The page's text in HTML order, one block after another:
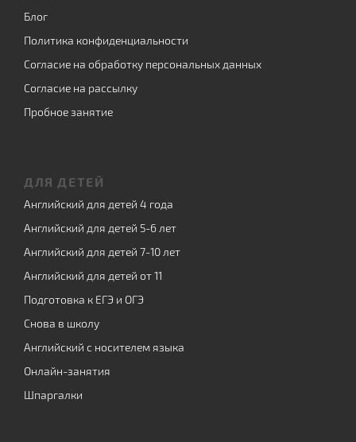
Блог
Политика конфиденциальности
Согласие на обработку персональных данных
Согласие на рассылку
Пробное занятие
ДЛЯ ДЕТЕЙ
Английский для детей 4 года
Английский для детей 5-6 лет
Английский для детей 7-10 лет
Английский для детей от 11
Подготовка к ЕГЭ и ОГЭ
Снова в школу
Английский с носителем языка
Онлайн-занятия
Шпаргалки